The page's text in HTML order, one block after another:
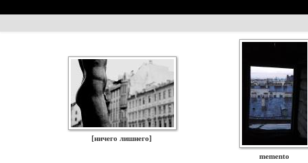
[ничего лишнего]
memento